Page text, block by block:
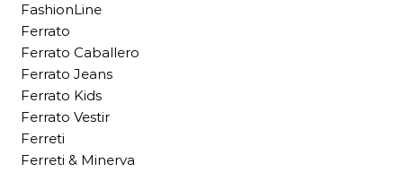
FashionLine
Ferrato
Ferrato Caballero
Ferrato Jeans
Ferrato Kids
Ferrato Vestir
Ferreti
Ferreti & Minerva